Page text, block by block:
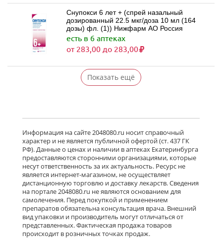
Снупокси 6 лет + (спрей назальный
дозированный 22.5 мкг/доза 10 мл (164
дозы) фл. (1)) Нижфарм АО Россия
есть в 6 аптеках
от 283,00 до 283,00
Показать ещё
Информация на сайте 2048080.ru носит справочный
характер и не является публичной офертой (ст. 437 ГК
РФ). Данные о ценах и наличии в аптеках Екатеринбурга
предоставляются сторонними организациями, которые
несут ответственность за их актуальность. Ресурс не
является интернет-магазином, не осуществляет
дистанционную торговлю и доставку лекарств. Сведения
на портале 2048080.ru не являются основанием для
самолечения. Перед покупкой и применением
препаратов обязательна консультация врача. Внешний
вид упаковки и производитель могут отличаться от
представленных. Фактическая продажа товаров
происходит в розничных точках продаж.